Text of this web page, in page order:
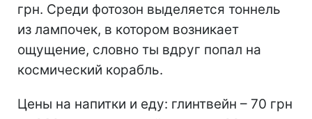
грн. Среди фотозон выделяется тоннель
из лампочек, в котором возникает
ощущение, словно ты вдруг попал на
космический корабль.
Цены на напитки и еду: глинтвейн – 70 грн